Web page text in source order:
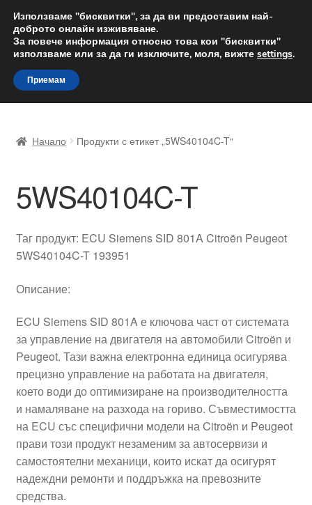
ДОСТАВКА от 12 лв.
Доставка по целия свят
Skip
to
navigation
Skip
to
content
Доставка по целия свят
Жалби
Количка
Моята сметка
Плащанията
Политика за поверителност
Правила и условия
Процедура за рекламации
Начало Продукти с етикет „5WS40104C-T“
5WS40104C-T
Таг продукт: ECU Siemens SID 801A Citroën Peugeot
5WS40104C-T 193951
Описание:
ECU Siemens SID 801A е ключова част от системата
за управление на двигателя на автомобили Citroën и
Peugeot. Тази важна електронна единица осигурява
прецизно управление на работата на двигателя,
което води до оптимизиране на производителността
и намаляване на разхода на гориво. Съвместимостта
на ECU със специфични модели на Citroën и Peugeot
прави този продукт незаменим за автосервизи и
самостоятелни механици, които искат да осигурят
надеждни ремонти и поддръжка на превозните
средства.
Използваме "бисквитки", за да ви предоставим най-
доброто онлайн изживяване.
За повече информация относно това кои "бисквитки"
използваме или за да ги изключите, моля, вижте settings.
Приемам